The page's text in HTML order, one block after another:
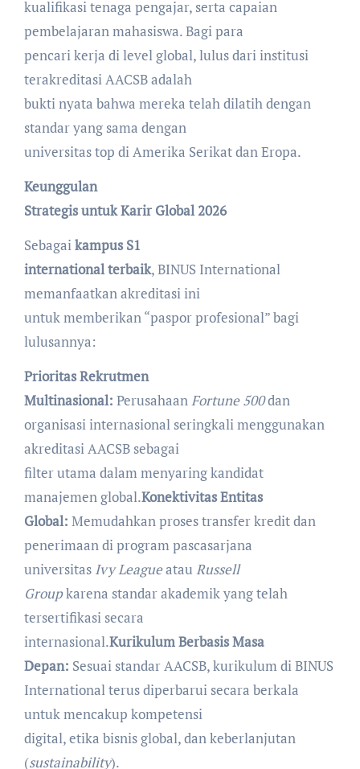
kualifikasi tenaga pengajar, serta capaian
pembelajaran mahasiswa. Bagi para
pencari kerja di level global, lulus dari institusi
terakreditasi AACSB adalah
bukti nyata bahwa mereka telah dilatih dengan
standar yang sama dengan
universitas top di Amerika Serikat dan Eropa.
Keunggulan
Strategis untuk Karir Global 2026
Sebagaikampus S1
international terbaik, BINUS International
memanfaatkan akreditasi ini
untuk memberikan “paspor profesional” bagi
lulusannya:
Prioritas Rekrutmen
Multinasional: PerusahaanFortune 500dan
organisasi internasional seringkali menggunakan
akreditasi AACSB sebagai
filter utama dalam menyaring kandidat
manajemen global.Konektivitas Entitas
Global: Memudahkan proses transfer kredit dan
penerimaan di program pascasarjana
universitas Ivy Leagueatau Russell
Groupkarena standar akademik yang telah
tersertifikasi secara
internasional.Kurikulum Berbasis Masa
Depan: Sesuai standar AACSB, kurikulum di BINUS
International terus diperbarui secara berkala
untuk mencakup kompetensi
digital, etika bisnis global, dan keberlanjutan
(sustainability).